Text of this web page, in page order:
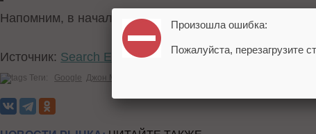
Напомним, в начале марта Google выпустил
Источник: Search Engine Land
Теги: Google Джон Мюллер
Произошла ошибка:
Пожалуйста, перезагрузите